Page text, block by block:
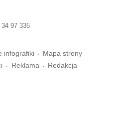
34 97 335
infografiki
Mapa strony
Reklama Redakcja